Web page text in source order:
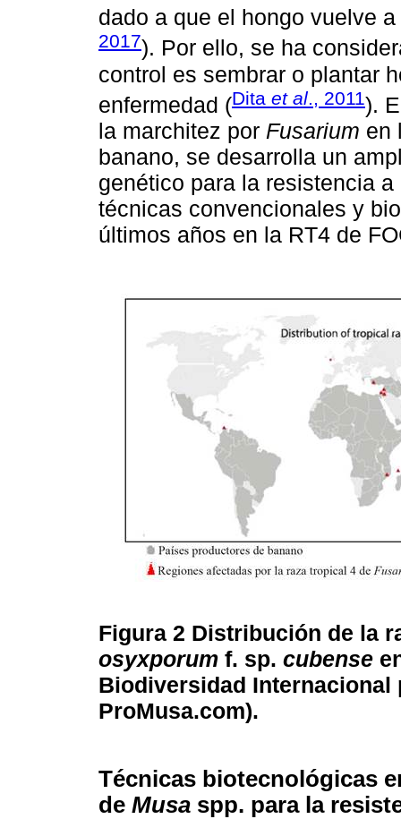
dado a que el hongo vuelve
2017). Por ello, se ha
control es sembrar o plantar
enfermedad (Dita et al ., 2011).
la marchitez por Fusarium en
banano, se desarrolla un
genético para la resistencia
técnicas convencionales y
últimos años en la RT4 de
Figura 2 Distribución de la
osyxporum f. sp. cubense
Biodiversidad Internacional
ProMusa.com).
Técnicas biotecnológicas
de Musa spp. para la